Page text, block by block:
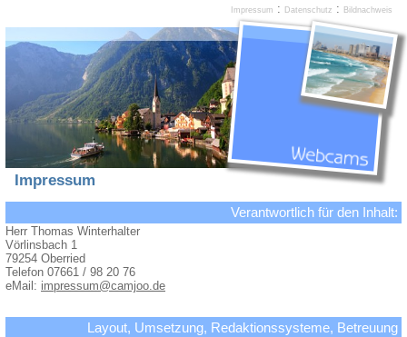
Impressum
Verantwortlich für den Inhalt:
Herr Thomas Winterhalter
Vörlinsbach 1
79254 Oberried
Telefon 07661 / 98 20 76
eMail: impressum@camjoo.de
Layout, Umsetzung, Redaktionssysteme, Betreuung
Impressum : Datenschutz : Bildnachweis